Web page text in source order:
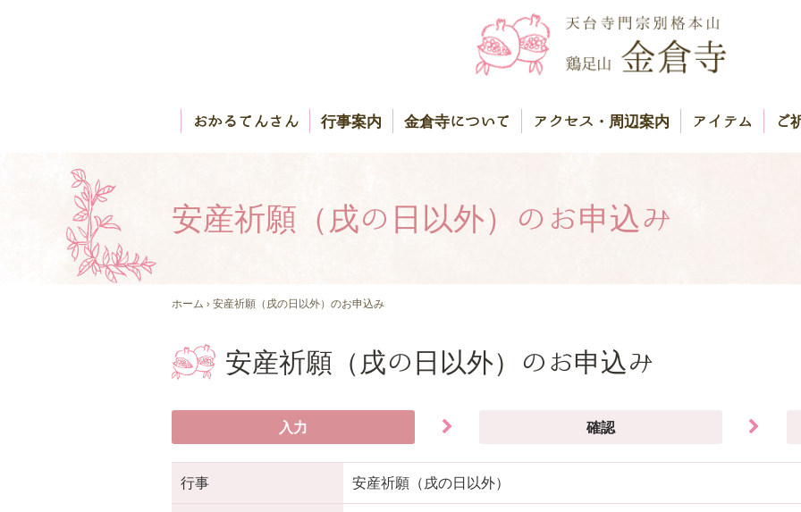
おかるてんさん 行事案内 金倉寺について アクセス・周辺案内 アイテム ご
安産祈願（戌の日以外）のお申込み
ホーム › 安産祈願（戌の日以外）のお申込み
安産祈願（戌の日以外）のお申込み
入力 確認
行事 安産祈願（戌の日以外）